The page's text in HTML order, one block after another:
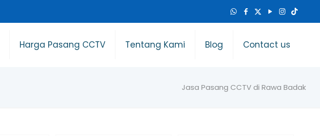
Harga Pasang CCTV Tentang Kami Blog Contact us
Jasa Pasang CCTV di Rawa Badak